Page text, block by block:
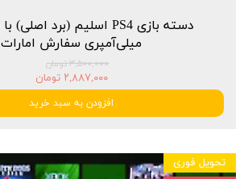
★★★★★
میلی‌آمپری سفارش امارات
۳,۵۰۰,۰۰۰ تومان
۲,۸۸۷,۰۰۰ تومان
افزودن به سبد خرید
تحویل فوری